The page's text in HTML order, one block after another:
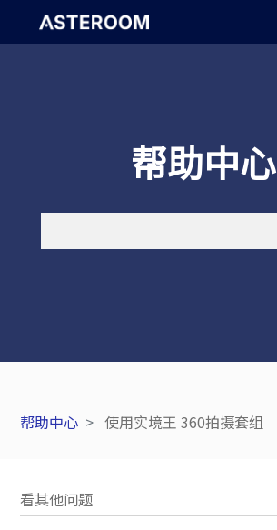
帮助中心
帮助中心 使用实境王 360拍摄套组
看其他问题